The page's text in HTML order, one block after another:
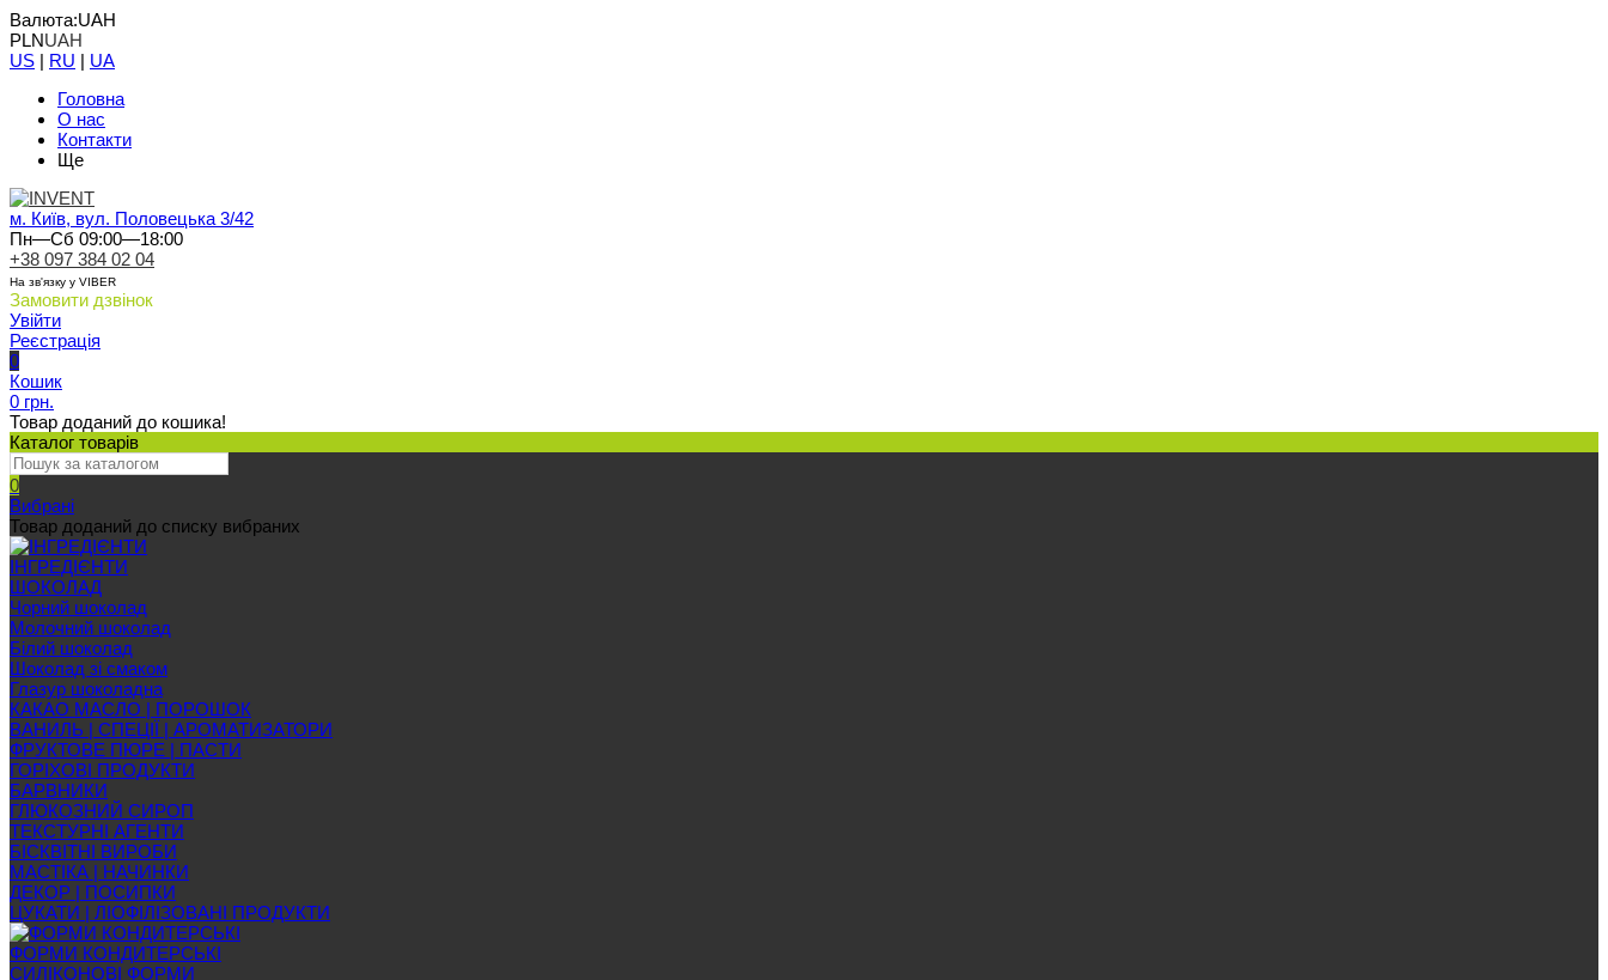
Валюта:UAH
PLNUAH
US | RU | UA
Головна
О нас
Контакти
Ще
м. Київ, вул. Половецька 3/42
Пн—Сб 09:00—18:00
+38 097 384 02 04
На зв'язку у VIBER
Замовити дзвінок
Увійти
Реєстрація
0
Кошик
0 грн.
Товар доданий до кошика!
Каталог товарів
0
Вибрані
Товар доданий до списку вибраних
ІНГРЕДІЄНТИ
ШОКОЛАД
Чорний шоколад
Молочний шоколад
Білий шоколад
Шоколад зі смаком
Глазур шоколадна
КАКАО МАСЛО | ПОРОШОК
ВАНИЛЬ | СПЕЦІЇ | АРОМАТИЗАТОРИ
ФРУКТОВЕ ПЮРЕ | ПАСТИ
ГОРІХОВІ ПРОДУКТИ
БАРВНИКИ
ГЛЮКОЗНИЙ СИРОП
ТЕКСТУРНІ АГЕНТИ
БІСКВІТНІ ВИРОБИ
МАСТІКА | НАЧИНКИ
ДЕКОР | ПОСИПКИ
ЦУКАТИ | ЛІОФІЛІЗОВАНІ ПРОДУКТИ
ФОРМИ КОНДИТЕРСЬКІ
СИЛІКОНОВІ ФОРМИ